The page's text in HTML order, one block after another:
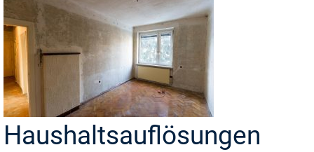
Haushaltsauflösungen